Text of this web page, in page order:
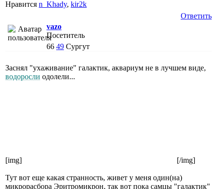
Нравится n_Khady, kir2k
Ответить
vazo
Посетитель
66 49 Сургут
Заснял "ухаживание" галактик, аквариум не в лучшем виде,
водоросли одолели...
[img] [/img]
Тут вот еще какая странность, живет у меня один(на)
микрорасбора Эритромикрон, так вот пока самцы "галактик"